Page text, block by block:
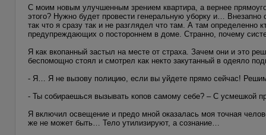
С моим новым улучшенным зрением квартира, а вернее
этого? Нужно будет провести генеральную уборку и…
так что я сразу так и не разглядел что там. А там
предупреждающих о постороннем в доме. Странно, почему
Я как вкопанный застыл на месте от страха. Зачем они и это
беспомощно стоял и смотрел как некто закутанный в одеяло
- Я… Я не вызову полицию, если вы уйдете прямо сейчас!
- Ты собираешься вызывать копов самому себе? – С усмешкой
Я включил освещение и предо мной оказалась моя точная
же не может быть… Тело утилизируют, а сознание…